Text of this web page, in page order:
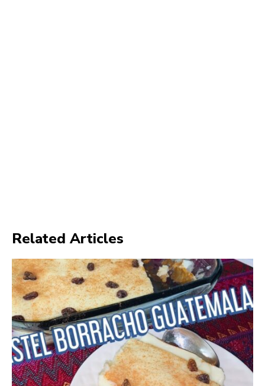
Related Articles